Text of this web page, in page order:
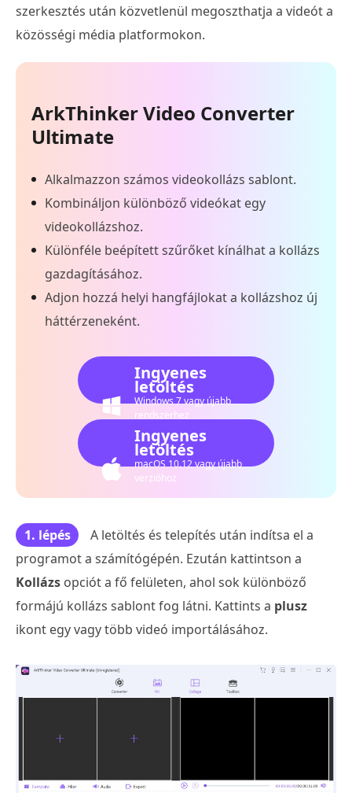
szerkesztés után közvetlenül megoszthatja a videót a
közösségi média platformokon.
ArkThinker Video Converter
Ultimate
Alkalmazzon számos videokollázs sablont.
Kombináljon különböző videókat egy
videokollázshoz.
Különféle beépített szűrőket kínálhat a kollázs
gazdagításához.
Adjon hozzá helyi hangfájlokat a kollázshoz új
háttérzeneként.
Ingyenes
letöltés
Windows 7 vagy újabb
rendszerhez
Ingyenes
letöltés
macOS 10.12 vagy újabb
verzióhoz
1. lépés
A letöltés és telepítés után indítsa el a
programot a számítógépén. Ezután kattintson a
Kollázs opciót a fő felületen, ahol sok különböző
formájú kollázs sablont fog látni. Kattints a plusz
ikont egy vagy több videó importálásához.